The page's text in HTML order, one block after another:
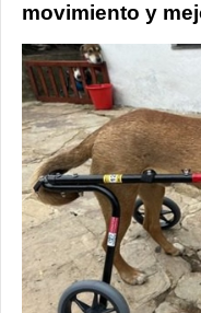
movimiento y